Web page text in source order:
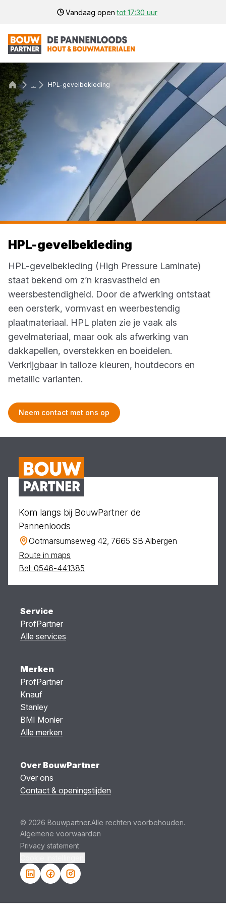
Vandaag opentot 17:30 uur
... HPL-gevelbekleding
HPL-gevelbekleding
HPL-gevelbekleding (High Pressure Laminate)
staat bekend om z’n krasvastheid en
weersbestendigheid. Door de afwerking ontstaat
een oersterk, vormvast en weerbestendig
plaatmateriaal. HPL platen zie je vaak als
gevelmateriaal, maar ook als afwerking van
dakkapellen, overstekken en boeidelen.
Verkrijgbaar in talloze kleuren, houtdecors en
metallic varianten.
Neem contact met ons op
Kom langs bij BouwPartner de
Pannenloods
Ootmarsumseweg 42, 7665 SB Albergen
Route in maps
Bel: 0546-441385
Service
ProfPartner
Alle services
Merken
ProfPartner
Knauf
Stanley
BMI Monier
Alle merken
Over BouwPartner
Over ons
Contact & openingstijden
© 2026 Bouwpartner.Alle rechten voorbehouden.
Algemene voorwaarden
Privacy statement